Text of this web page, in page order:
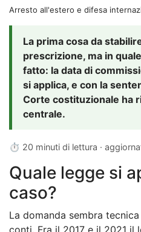
Arresto all'estero e difesa
La prima cosa da
prescrizione, ma in
fatto: la data di
si applica, e con la
Corte costituzionale ha
centrale.
⏱ 20 minuti di lettura ·
Quale legge si
caso?
La domanda sembra
conti. Fra il 2017 e il 2021 il